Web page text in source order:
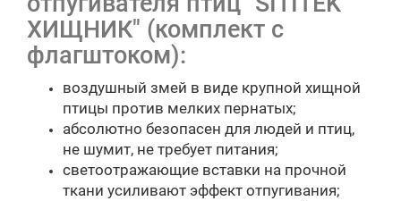
ХИЩНИК" (комплект с
флагштоком):
воздушный змей в виде крупной хищной
птицы против мелких пернатых;
абсолютно безопасен для людей и птиц,
не шумит, не требует питания;
светоотражающие вставки на прочной
ткани усиливают эффект отпугивания;